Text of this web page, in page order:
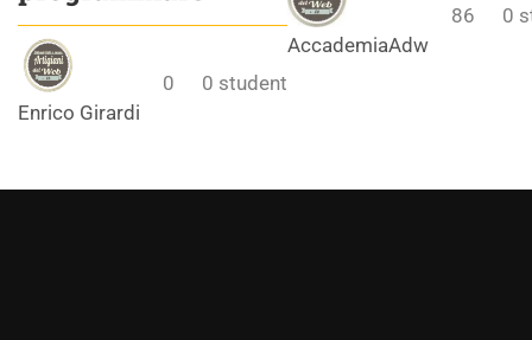
Enrico Girardi
0 0 student
AccademiaAdw
86 0